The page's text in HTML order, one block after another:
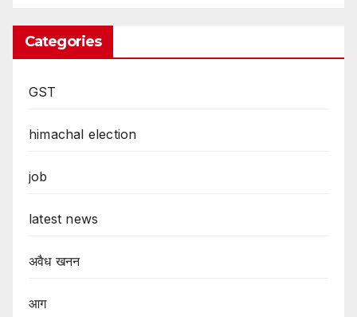
Categories
GST
himachal election
job
latest news
अवैध खनन
आग